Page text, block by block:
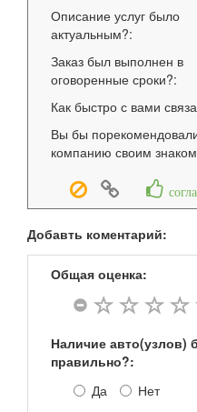
Описание услуг было
актуальным?:
Заказ был выполнен в
оговоренные сроки?:
Как быстро с вами
Вы бы
компанию своим
Добавть коментарий:
Общая оценка:
Наличие авто(узлов)
правильно?:
Да
Нет